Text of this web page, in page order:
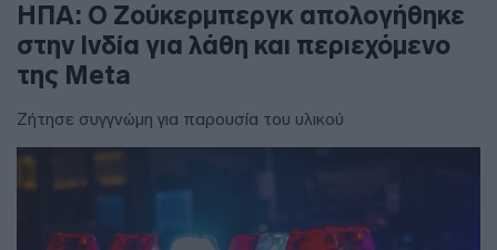
ΗΠΑ: Ο Ζούκερμπεργκ απολογήθηκε
στην Ινδία για λάθη και περιεχόμενο
της Meta
Ζήτησε συγγνώμη για παρουσία του υλικού